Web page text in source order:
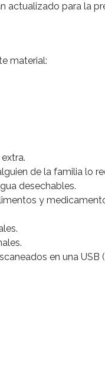
actualizado para la
material:
de la familia lo
desechables.
y
en una USB